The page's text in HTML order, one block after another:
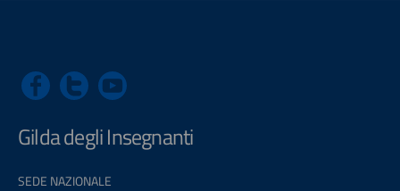
Gilda degli Insegnanti
SEDE NAZIONALE